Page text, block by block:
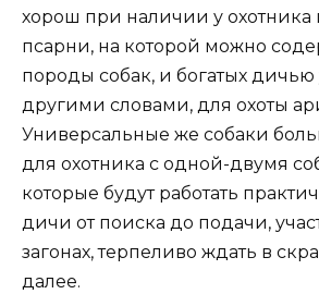
хорош при наличии у охотника
псарни, на которой можно
породы собак, и богатых дичью
другими словами, для охоты
Универсальные же собаки
для охотника с одной-двумя
которые будут работать
дичи от поиска до подачи,
загонах, терпеливо ждать в
далее.